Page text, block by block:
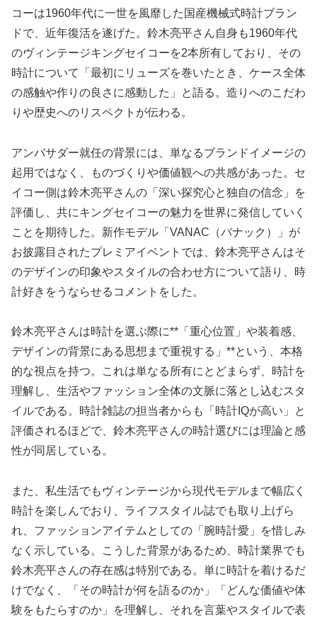
コーは1960年代に一世を風靡した国産機械式時計ブラン
ドで、近年復活を遂げた。鈴木亮平さん自身も1960年代
のヴィンテージキングセイコーを2本所有しており、その
時計について「最初にリューズを巻いたとき、ケース全体
の感触や作りの良さに感動した」と語る。造りへのこだわ
りや歴史へのリスペクトが伝わる。
アンバサダー就任の背景には、単なるブランドイメージの
起用ではなく、ものづくりや価値観への共感があった。セ
イコー側は鈴木亮平さんの「深い探究心と独自の信念」を
評価し、共にキングセイコーの魅力を世界に発信していく
ことを期待した。新作モデル「VANAC（バナック）」が
お披露目されたプレミアイベントでは、鈴木亮平さんはそ
のデザインの印象やスタイルの合わせ方について語り、時
計好きをうならせるコメントをした。
鈴木亮平さんは時計を選ぶ際に**「重心位置」や装着感、
デザインの背景にある思想まで重視する」**という、本格
的な視点を持つ。これは単なる所有にとどまらず、時計を
理解し、生活やファッション全体の文脈に落とし込むスタ
イルである。時計雑誌の担当者からも「時計IQが高い」と
評価されるほどで、鈴木亮平さんの時計選びには理論と感
性が同居している。
また、私生活でもヴィンテージから現代モデルまで幅広く
時計を楽しんでおり、ライフスタイル誌でも取り上げら
れ、ファッションアイテムとしての「腕時計愛」を惜しみ
なく示している。こうした背景があるため、時計業界でも
鈴木亮平さんの存在感は特別である。単に時計を着けるだ
けでなく、「その時計が何を語るのか」「どんな価値や体
験をもたらすのか」を理解し、それを言葉やスタイルで表